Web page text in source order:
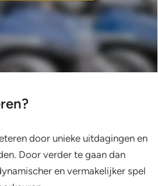
door unieke uitdagingen en
Door verder te gaan dan
en vermakelijker spel